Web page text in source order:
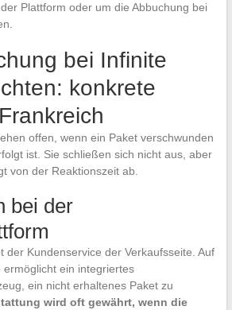
Plattform oder um die Abbuchung bei
bei Infinite
konkrete
offen, wenn ein Paket verschwunden
ist. Sie schließen sich nicht aus, aber
von der Reaktionszeit ab.
bei der
der Kundenservice der Verkaufsseite. Auf
ermöglicht ein integriertes
ein nicht erhaltenes Paket zu
wird oft gewährt, wenn die